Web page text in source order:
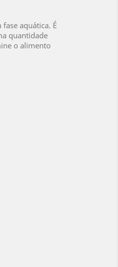
aquática. É
quantidade
o alimento